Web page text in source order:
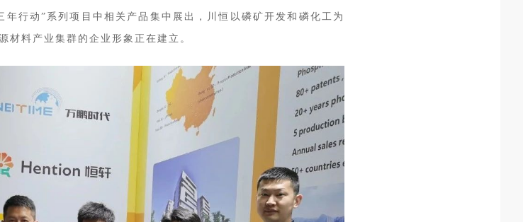
行动”系列项目中相关产品集中展出，川恒以磷矿开发和磷化工为
材料产业集群的企业形象正在建立。